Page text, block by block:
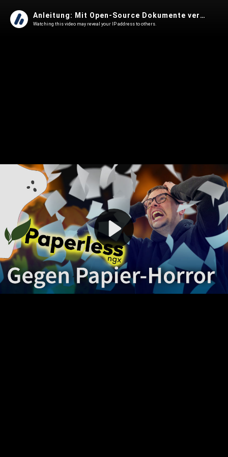
Play
Video
Anleitung: Mit Open-Source Dokumente verwalten und archivieren
Watching this video may reveal your IP address to others.